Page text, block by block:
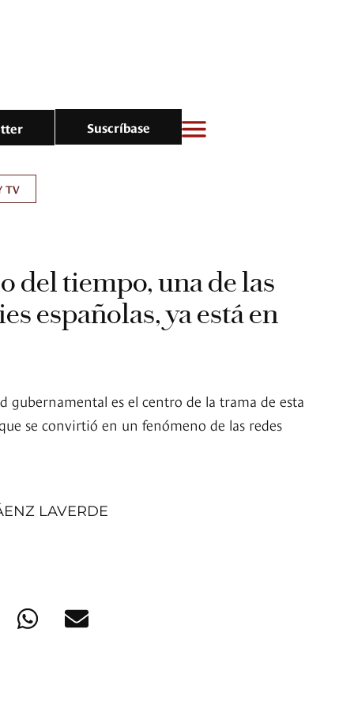
Suscríbase
TV
del tiempo, una de las
españolas, ya está en
gubernamental es el centro de la trama de esta
se convirtió en un fenómeno de las redes
LAVERDE